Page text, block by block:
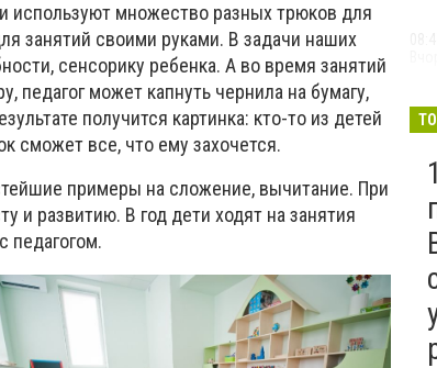
используют множество разных трюков для
занятий своими руками. В задачи наших
сенсорику ребенка. А во время занятий
педагог может капнуть чернила на бумагу,
получится картинка: кто-то из детей
сможет все, что ему захочется.
примеры на сложение, вычитание. При
и развитию. В год дети ходят на занятия
педагогом.